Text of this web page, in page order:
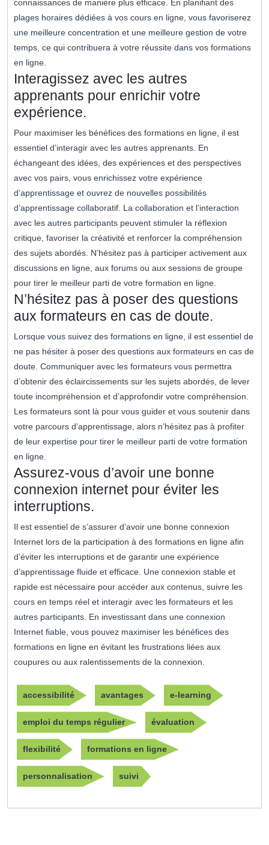
connaissances de manière plus efficace. En planifiant des
plages horaires dédiées à vos cours en ligne, vous favoriserez
une meilleure concentration et une meilleure gestion de votre
temps, ce qui contribuera à votre réussite dans vos formations
en ligne.
Interagissez avec les autres
apprenants pour enrichir votre
expérience.
Pour maximiser les bénéfices des formations en ligne, il est
essentiel d’interagir avec les autres apprenants. En
échangeant des idées, des expériences et des perspectives
avec vos pairs, vous enrichissez votre expérience
d’apprentissage et ouvrez de nouvelles possibilités
d’apprentissage collaboratif. La collaboration et l’interaction
avec les autres participants peuvent stimuler la réflexion
critique, favoriser la créativité et renforcer la compréhension
des sujets abordés. N’hésitez pas à participer activement aux
discussions en ligne, aux forums ou aux sessions de groupe
pour tirer le meilleur parti de votre formation en ligne.
N’hésitez pas à poser des questions
aux formateurs en cas de doute.
Lorsque vous suivez des formations en ligne, il est essentiel de
ne pas hésiter à poser des questions aux formateurs en cas de
doute. Communiquer avec les formateurs vous permettra
d’obtenir des éclaircissements sur les sujets abordés, de lever
toute incompréhension et d’approfondir votre compréhension.
Les formateurs sont là pour vous guider et vous soutenir dans
votre parcours d’apprentissage, alors n’hésitez pas à profiter
de leur expertise pour tirer le meilleur parti de votre formation
en ligne.
Assurez-vous d’avoir une bonne
connexion internet pour éviter les
interruptions.
Il est essentiel de s’assurer d’avoir une bonne connexion
Internet lors de la participation à des formations en ligne afin
d’éviter les interruptions et de garantir une expérience
d’apprentissage fluide et efficace. Une connexion stable et
rapide est nécessaire pour accéder aux contenus, suivre les
cours en temps réel et interagir avec les formateurs et les
autres participants. En investissant dans une connexion
Internet fiable, vous pouvez maximiser les bénéfices des
formations en ligne en évitant les frustrations liées aux
coupures ou aux ralentissements de la connexion.
accessibilité avantages e-learning
emploi du temps régulier évaluation
flexibilité formations en ligne
personnalisation suivi